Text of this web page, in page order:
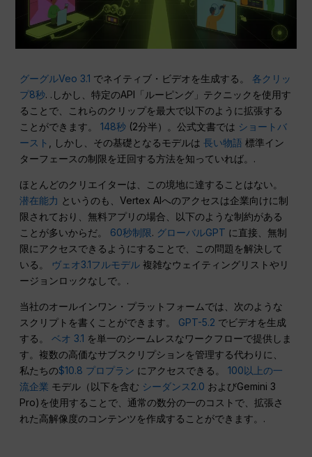
グーグルVeo 3.1 でネイティブ・ビデオを生成する。 各クリッ
プ8秒. .しかし、特定のAPI「ルーピング」テクニックを使用す
ることで、これらのクリップを最大で以下のように拡張する
ことができます。148秒 (2分半）。公式文書では ショートバ
ースト
, しかし、その基礎となるモデルは長い物語 標準イン
ターフェースの制限を迂回する方法を知っていれば。.
ほとんどのクリエイターは、この境地に達することはない。
潜在能力 というのも、Vertex AIへのアクセスは企業向けに制
限されており、無料アプリの場合、以下のような制約がある
ことが多いからだ。 60秒制限. グローバルGPT に直接、無制
限にアクセスできるようにすることで、この問題を解決して
いる。 ヴェオ3.1フルモデル複雑なウェイティングリストやリ
ージョンロックなしで。.
当社のオールインワン・プラットフォームでは、次のような
スクリプトを書くことができます。 GPT-5.2 でビデオを生成
する。ベオ 3.1 を単一のシームレスなワークフローで提供しま
す。複数の高価なサブスクリプションを管理する代わりに、
私たちの$10.8 プロプラン にアクセスできる。100以上の一
流企業 モデル（以下を含む シーダンス2.0 およびGemini 3
Pro)を使用することで、通常の数分の一のコストで、拡張さ
れた高解像度のコンテンツを作成することができます。.